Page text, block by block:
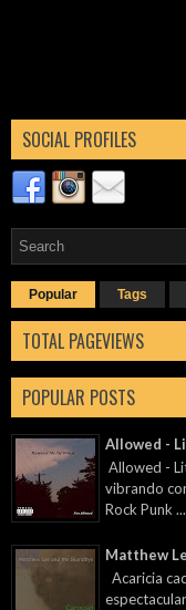
SOCIAL PROFILES
Popular Tags
TOTAL PAGEVIEWS
POPULAR POSTS
Allowed -
Allowed -
vibrando
Rock Punk ...
Matthew
Acaricia